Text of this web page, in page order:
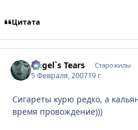
Цитата
Angel`s Tears Старожилы
5 Февраля, 200719 г
Сигареты курю редко, а
время провождение)))